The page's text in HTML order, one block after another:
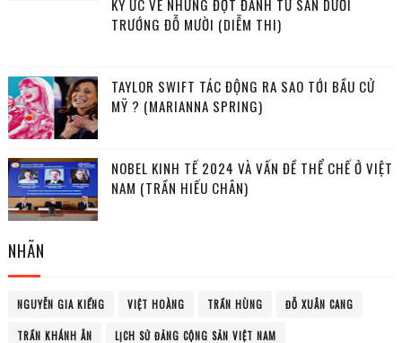
KÝ ỨC VỀ NHỮNG ĐỢT ĐÁNH TƯ SẢN DƯỚI
TRƯỚNG ĐỖ MƯỜI (DIỄM THI)
TAYLOR SWIFT TÁC ĐỘNG RA SAO TỚI BẦU CỬ
MỸ ? (MARIANNA SPRING)
NOBEL KINH TẾ 2024 VÀ VẤN ĐỀ THỂ CHẾ Ở VIỆT
NAM (TRẦN HIẾU CHÂN)
NHÃN
NGUYỄN GIA KIỂNG VIỆT HOÀNG TRẦN HÙNG ĐỖ XUÂN CANG
TRẦN KHÁNH ÂN LỊCH SỬ ĐẢNG CỘNG SẢN VIỆT NAM